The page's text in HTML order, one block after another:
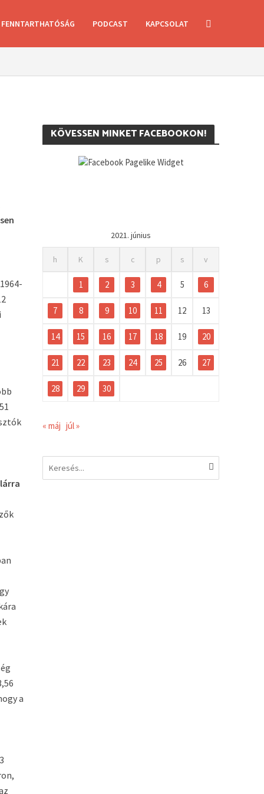
FENNTARTHATÓSÁG PODCAST KAPCSOLAT
a
KÖVESSEN MINKET FACEBOOKON!
2021. június
h K s c p s v
1 2 3 4 5 6
7 8 9 10 11 12 13
14 15 16 17 18 19 20
21 22 23 24 25 26 27
28 29 30
« máj júl »